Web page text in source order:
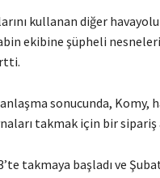
kullanan diğer
ekibine şüpheli
sonucunda, Komy,
takmak için bir sipariş
takmaya başladı ve